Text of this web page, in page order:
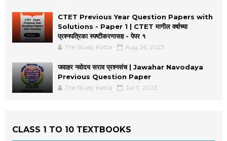
CTET Previous Year Question Papers with
Solutions - Paper 1 | CTET मागील वर्षाच्या
प्रश्नपत्रिका स्पष्टीकरणासह - पेपर १
The Study Katta Aug 26, 2023
जवाहर नवोदय सराव प्रश्नसंच | Jawahar Navodaya
Previous Question Paper
The Study Katta Jul 11, 2023
CLASS 1 TO 10 TEXTBOOKS